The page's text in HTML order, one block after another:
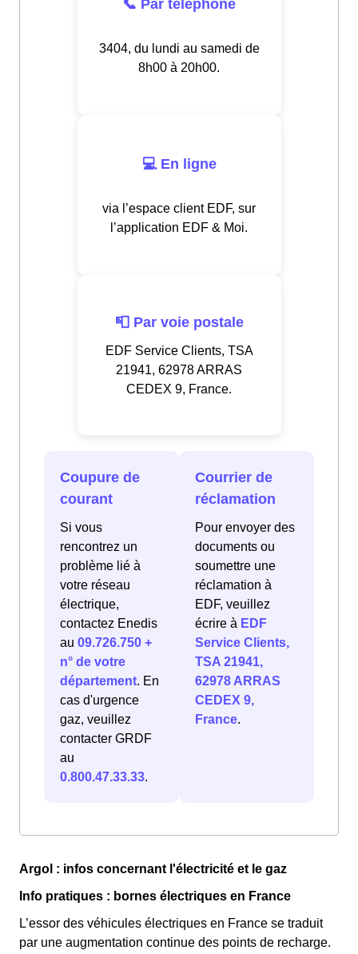
📞 Par téléphone
3404, du lundi au samedi de
8h00 à 20h00.
💻 En ligne
via l’espace client EDF, sur
l’application EDF & Moi.
📮 Par voie postale
EDF Service Clients, TSA
21941, 62978 ARRAS
CEDEX 9, France.
Coupure de
courant
Si vous
rencontrez un
problème lié à
votre réseau
électrique,
contactez Enedis
au 09.726.750 +
n° de votre
département. En
cas d'urgence
gaz, veuillez
contacter GRDF
au
0.800.47.33.33.
Courrier de
réclamation
Pour envoyer des
documents ou
soumettre une
réclamation à
EDF, veuillez
écrire à EDF
Service Clients,
TSA 21941,
62978 ARRAS
CEDEX 9,
France.
Argol : infos concernant l'électricité et le gaz
Info pratiques : bornes électriques en France
L’essor des véhicules électriques en France se traduit
par une augmentation continue des points de recharge.